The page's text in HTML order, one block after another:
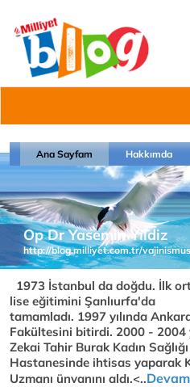
Ana Sayfam Hakkımda
Op Dr Yasemin Yildiz
http://blog.milliyet.com.tr/
1973 İstanbul da doğdu. İlk
lise eğitimini Şanlıurfa'da
tamamladı. 1997 yılında
Fakültesini bitirdi. 2000 - 2004
Zekai Tahir Burak Kadın
Hastanesinde ihtisas yaparak
Uzmanı ünvanını aldı.<..